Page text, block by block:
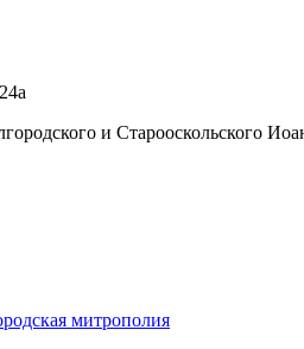
и Старооскольского